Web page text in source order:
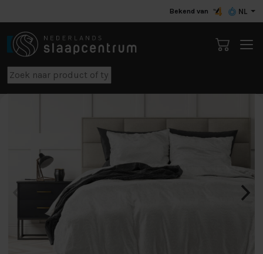
Bekend van NL